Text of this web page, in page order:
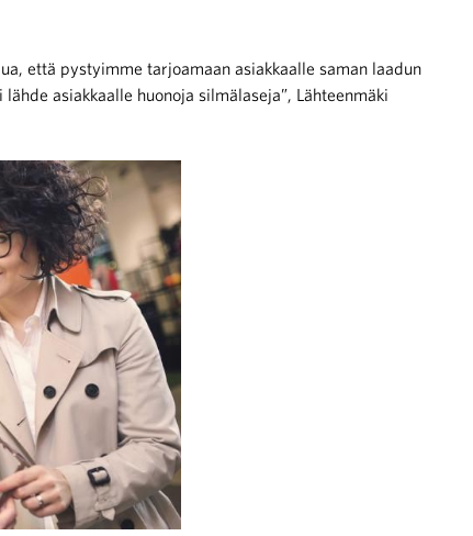
että pystyimme tarjoamaan asiakkaalle saman laadun
asiakkaalle huonoja silmälaseja”, Lähteenmäki